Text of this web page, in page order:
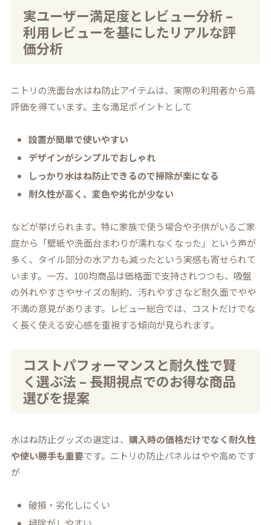
実ユーザー満足度とレビュー分析 –
利用レビューを基にしたリアルな評
価分析
ニトリの洗面台水はね防止アイテムは、実際の利用者から高
評価を得ています。主な満足ポイントとして
設置が簡単で使いやすい
デザインがシンプルでおしゃれ
しっかり水はね防止できるので掃除が楽になる
耐久性が高く、変色や劣化が少ない
などが挙げられます。特に家族で使う場合や子供がいるご家
庭から「壁紙や洗面台まわりが濡れなくなった」という声が
多く、タイル部分の水アカも減ったという実感も寄せられて
います。一方、100均商品は価格面で支持されつつも、吸盤
の外れやすさやサイズの制約、汚れやすさなど耐久面でやや
不満の意見があります。レビュー総合では、コストだけでな
く長く使える安心感を重視する傾向が見られます。
コストパフォーマンスと耐久性で賢
く選ぶ法 – 長期視点でのお得な商品
選びを提案
水はね防止グッズの選定は、 購入時の価格だけでなく耐久性
や使い勝手も重要です。ニトリの防止パネルはやや高めです
が
破損・劣化しにくい